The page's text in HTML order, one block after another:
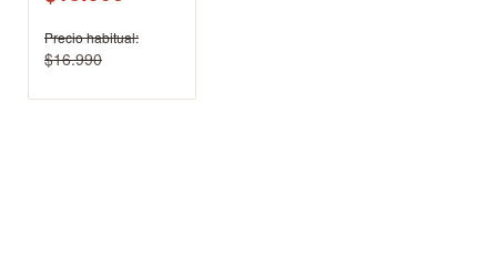
Precio habitual
$16.990